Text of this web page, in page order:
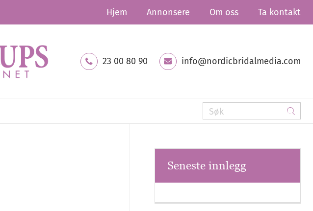
Hjem Annonsere Om oss Ta kontakt
23 00 80 90 info@nordicbridalmedia.com
Seneste innlegg